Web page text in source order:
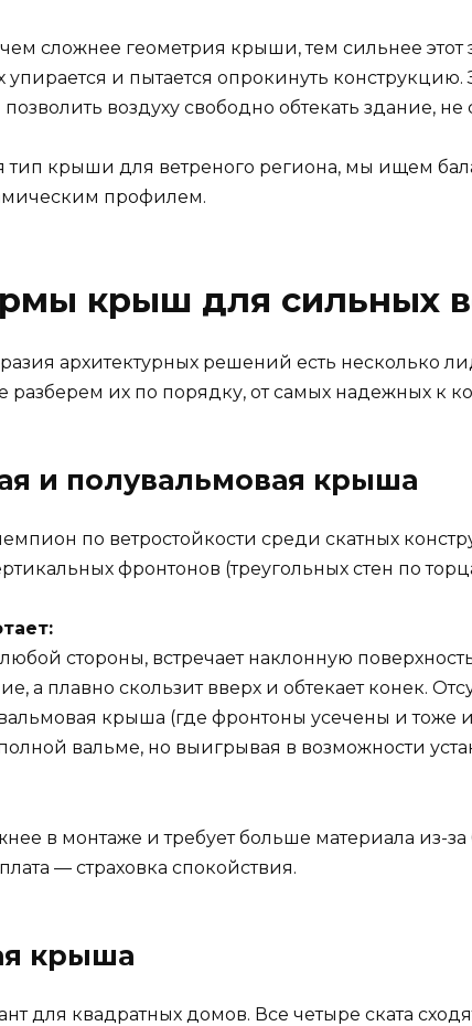
сложнее геометрия крыши, тем сильнее
упирается и пытается опрокинуть
воздуху свободно обтекать здание,
тип крыши для ветреного региона, мы ищем
профилем.
крыш для сильных
архитектурных решений есть несколько
разберем их по порядку, от самых надежных к
и полувальмовая крыша
по ветростойкости среди скатных
фронтонов (треугольных стен по
стороны, встречает наклонную
а плавно скользит вверх и обтекает конек.
крыша (где фронтоны усечены и
вальме, но выигрывая в возможности
в монтаже и требует больше материала из-
— страховка спокойствия.
крыша
для квадратных домов. Все четыре ската